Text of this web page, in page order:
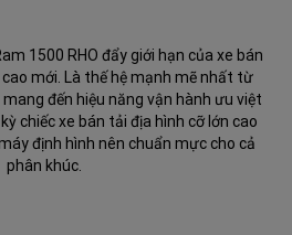
1500 RHO đẩy giới hạn của xe bán
mới. Là thế hệ mạnh mẽ nhất từ
đến hiệu năng vận hành ưu việt
chiếc xe bán tải địa hình cỡ lớn cao
định hình nên chuẩn mực cho cả
phân khúc.